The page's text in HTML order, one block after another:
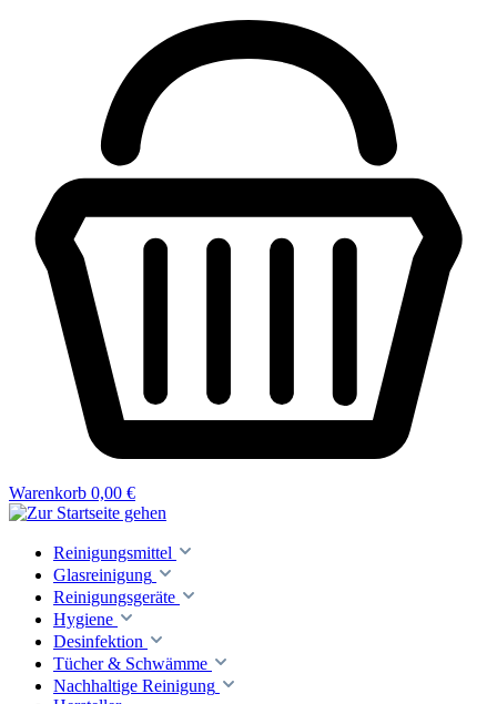
Warenkorb 0,00 €
Reinigungsmittel
Glasreinigung
Reinigungsgeräte
Hygiene
Desinfektion
Tücher & Schwämme
Nachhaltige Reinigung